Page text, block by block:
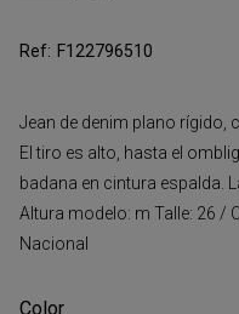
F122796510
Jean de denim plano rígido,
El tiro es alto, hasta el
badana en cintura espalda.
Altura modelo: m Talle: 26 /
Nacional